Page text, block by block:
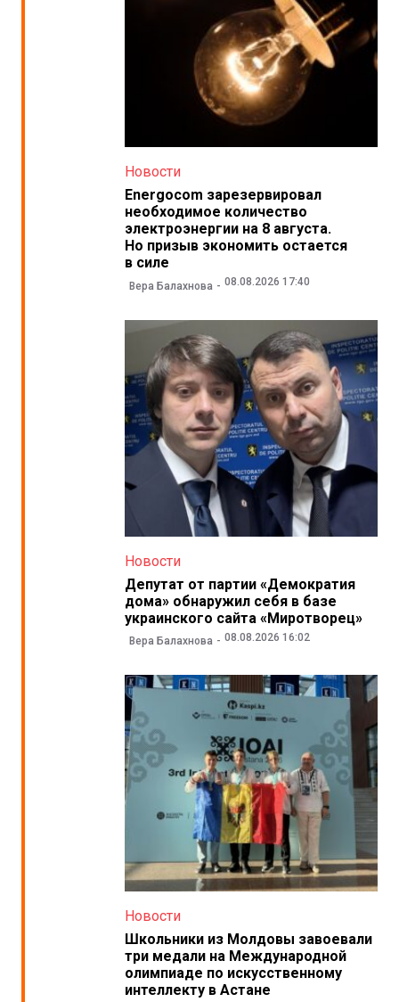
Новости
Energocom зарезервировал
необходимое количество
электроэнергии на 8 августа.
Но призыв экономить остается
в силе
Вера Балахнова 08.08.2026 17:40
Новости
Депутат от партии «Демократия
дома» обнаружил себя в базе
украинского сайта «Миротворец»
Вера Балахнова 08.08.2026 16:02
Новости
Школьники из Молдовы завоевали
три медали на Международной
олимпиаде по искусственному
интеллекту в Астане